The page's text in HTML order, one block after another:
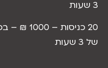
20 כניסות – 1000 ₪